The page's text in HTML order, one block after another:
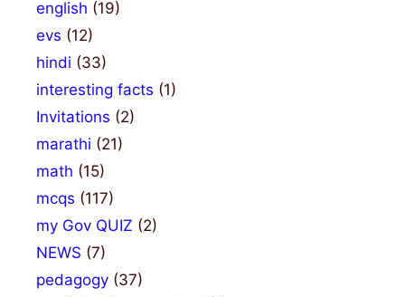
english (19)
evs (12)
hindi (33)
interesting facts (1)
Invitations (2)
marathi (21)
math (15)
mcqs (117)
my Gov QUIZ (2)
NEWS (7)
pedagogy (37)